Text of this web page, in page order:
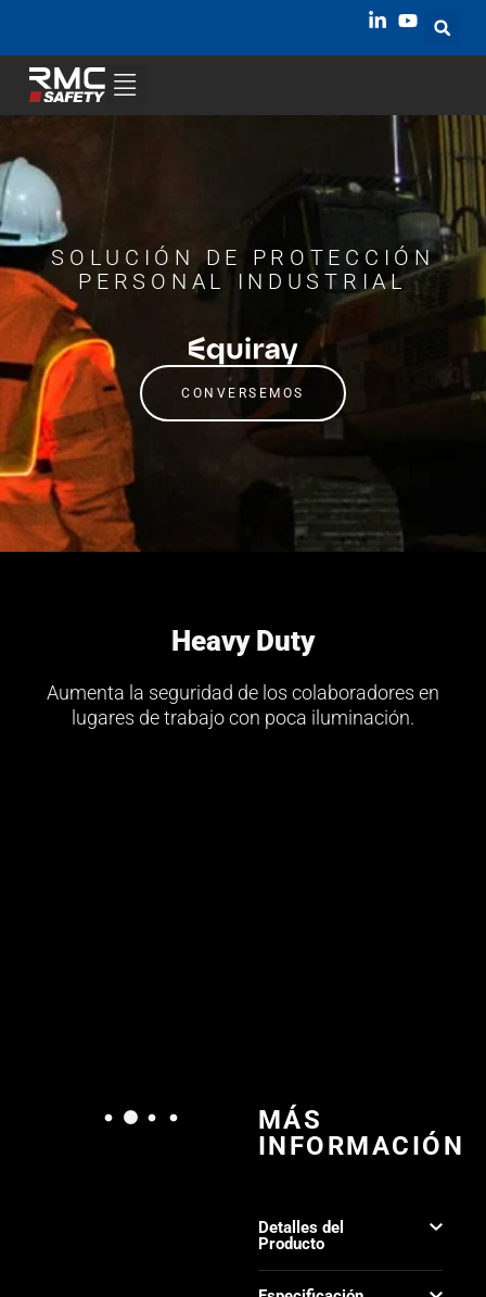
SOLUCIÓN DE PROTECCIÓN
PERSONAL INDUSTRIAL
EQUIRAY
CONVERSEMOS
Heavy Duty
Aumenta la seguridad de los colaboradores en
lugares de trabajo con poca iluminación.
MÁS
INFORMACIÓN
Detalles del
Producto